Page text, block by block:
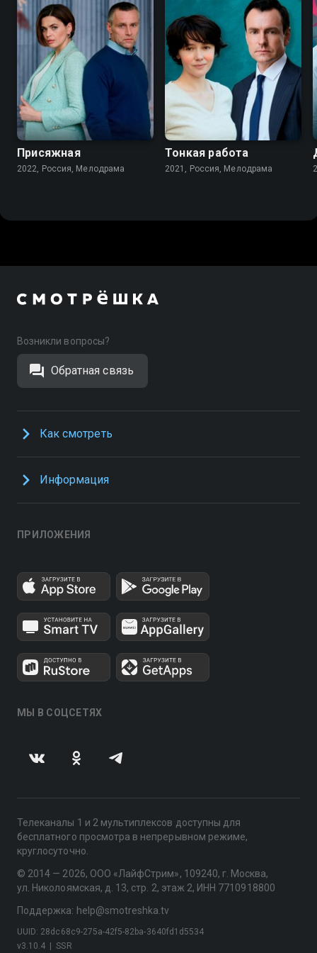
6.8
Присяжная
2022, Россия, Мелодрама
7.2
Тонкая работа
2021, Россия, Мелодрама
Возникли вопросы?
Обратная связь
Как смотреть
Информация
ПРИЛОЖЕНИЯ
МЫ В СОЦСЕТЯХ
Телеканалы 1 и 2 мультиплексов доступны для
бесплатного просмотра в непрерывном режиме,
круглосуточно.
© 2014 — 2026, ООО «ЛайфСтрим», 109240, г. Москва,
ул. Николоямская, д. 13, стр. 2, этаж 2, ИНН 7710918800
Поддержка: help@smotreshka.tv
v3.10.4 SSR
UUID: 28dc68c9-275a-42f5-82ba-3640fd1d5534